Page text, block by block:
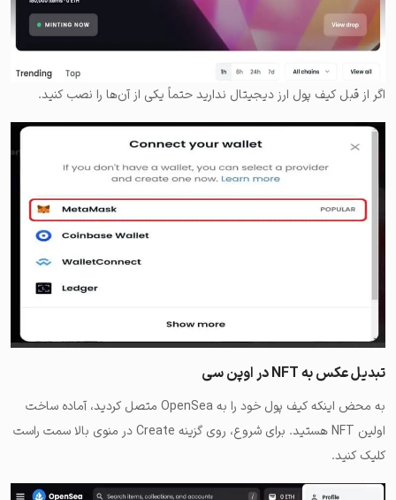
اگر از قبل کیف پول ارز دیجیتال ندارید حتماً یکی از آن‌ها را نصب کنید.
تبدیل عکس به NFT در اوپن سی
به محض اینکه کیف پول خود را به OpenSea متصل کردید، آماده ساخت
اولین NFT هستید. برای شروع، روی گزینه Create در منوی بالا سمت راست
کلیک کنید.